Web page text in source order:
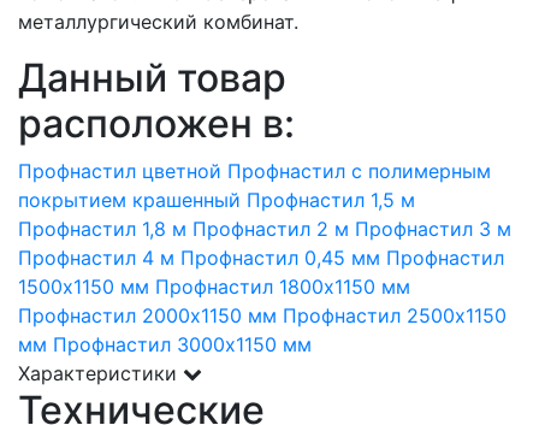
металлургический комбинат.
Данный товар
расположен в:
Профнастил цветной Профнастил с полимерным
покрытием крашенный Профнастил 1,5 м
Профнастил 1,8 м Профнастил 2 м Профнастил 3 м
Профнастил 4 м Профнастил 0,45 мм Профнастил
1500х1150 мм Профнастил 1800х1150 мм
Профнастил 2000х1150 мм Профнастил 2500х1150
мм Профнастил 3000х1150 мм
Характеристики
Технические